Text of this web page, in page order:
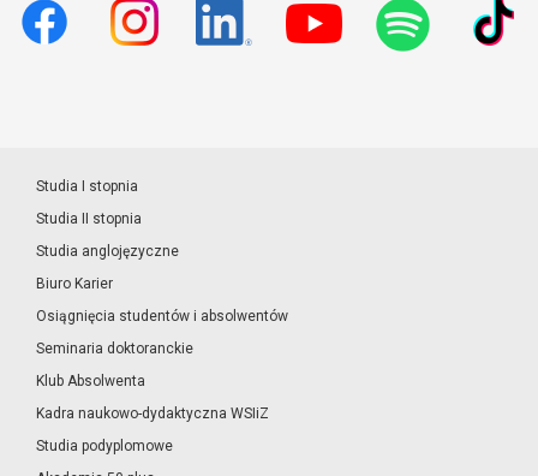
Studia I stopnia
Studia II stopnia
Studia anglojęzyczne
Biuro Karier
Osiągnięcia studentów i absolwentów
Seminaria doktoranckie
Klub Absolwenta
Kadra naukowo-dydaktyczna WSIiZ
Studia podyplomowe